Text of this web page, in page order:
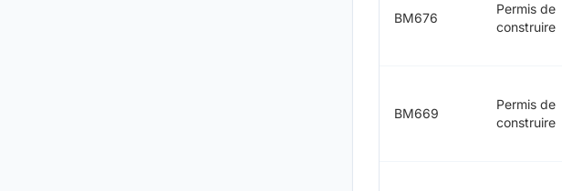
BM676
Permis de
construire
BM669
Permis de
construire